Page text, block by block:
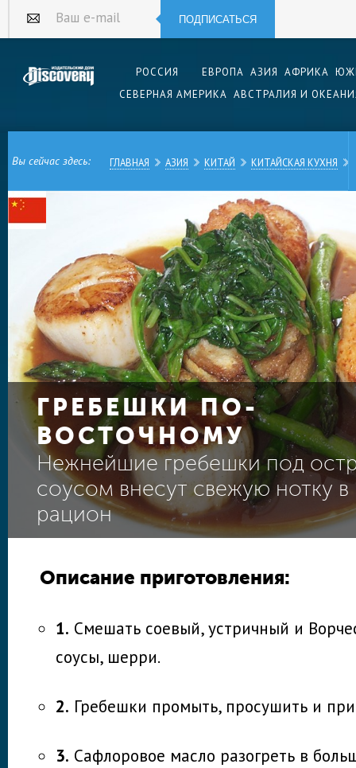
Ваш e-mail ПОДПИСАТЬСЯ
РОССИЯ ЕВРОПА АЗИЯ АФРИКА
СЕВЕРНАЯ АМЕРИКА АВСТРАЛИЯ И
Вы сейчас здесь: ГЛАВНАЯ АЗИЯ КИТАЙ КИТАЙСКАЯ КУХНЯ
ГРЕБЕШКИ ПО-
ВОСТОЧНОМУ
Нежнейшие гребешки под
соусом внесут свежую нотку в
рацион
Описание приготовления:
1. Смешать соевый, устричный и
соусы, шерри.
2. Гребешки промыть, просушить и
3. Сафлоровое масло разогреть в